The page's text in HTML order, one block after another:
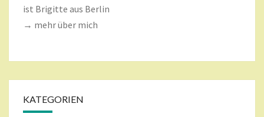
ist Brigitte aus Berlin
→ mehr über mich
KATEGORIEN